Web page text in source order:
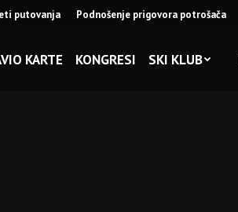
putovanja Podnošenje prigovora potrošača
KARTE KONGRESI SKI KLUB